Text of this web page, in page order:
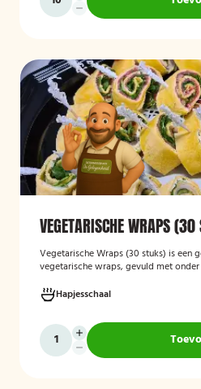
VEGETARISCHE WRAPS (30
Vegetarische Wraps (30 stuks) is een
vegetarische wraps, gevuld met
smaakvolle en kleurrijke keuze voor
bijeenkomsten, geschikt voor gasten
Hapjesschaal